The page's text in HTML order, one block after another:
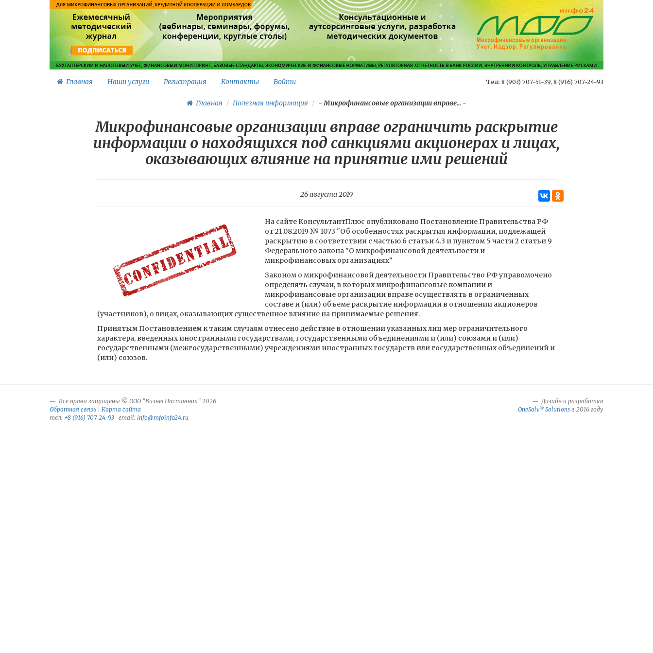
Главная Наши услуги Регистрация Контакты Войти Тел: 8 (903) 707-51-39, 8 (916) 707-24-93
Главная Полезная информация -Микрофинансовые организации вправе... -
Микрофинансовые организации вправе ограничить раскрытие
информации о находящихся под санкциями акционерах и лицах,
оказывающих влияние на принятие ими решений
26 августа 2019
На сайте КонсультантПлюс опубликовано Постановление Правительства РФ
от 21.08.2019 № 1073 "Об особенностях раскрытия информации, подлежащей
раскрытию в соответствии с частью 6 статьи 4.3 и пунктом 5 части 2 статьи 9
Федерального закона "О микрофинансовой деятельности и
микрофинансовых организациях"
Законом о микрофинансовой деятельности Правительство РФ управомочено
определять случаи, в которых микрофинансовые компании и
микрофинансовые организации вправе осуществлять в ограниченных
составе и (или) объеме раскрытие информации в отношении акционеров
(участников), о лицах, оказывающих существенное влияние на принимаемые решения.
Принятым Постановлением к таким случаям отнесено действие в отношении указанных лиц мер ограничительного
характера, введенных иностранными государствами, государственными объединениями и (или) союзами и (или)
государственными (межгосударственными) учреждениями иностранных государств или государственных объединений и
(или) союзов.
Все права защищены © ООО "БизнесНаставник" 2026
Обратная связь
Карта сайта
тел: +8 (916) 707-24-93 email: info@mfoinfo24.ru
Дизайн и разработка
OneSolv® Solutions в 2016 году